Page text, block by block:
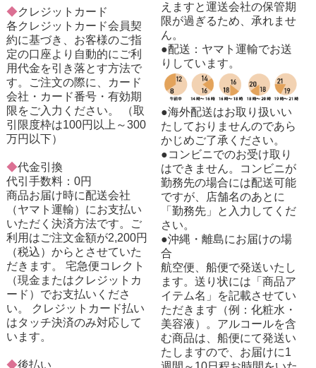
◆クレジットカード
各クレジットカード会員契
約に基づき、お客様のご指
定の口座より自動的にご利
用代金を引き落とす方法で
す。ご注文の際に、カード
会社・カード番号・有効期
限をご入力ください。 （取
引限度枠は100円以上～300
万円以下）
◆代金引換
代引手数料：0円
商品お届け時に配送会社
（ヤマト運輸）にお支払い
いただく決済方法です。ご
利用はご注文金額が2,200円
（税込）からとさせていた
だきます。 宅急便コレクト
（現金またはクレジットカ
ード）でお支払いくださ
い。 クレジットカード払い
はタッチ決済のみ対応して
います。
◆後払い
えますと運送会社の保管期
限が過ぎるため、承れませ
ん。
●配送：ヤマト運輸でお送
りしています。
●海外配送はお取り扱いい
たしておりませんのであら
かじめご了承ください。
●コンビニでのお受け取り
はできません。コンビニが
勤務先の場合には配送可能
ですが、店舗名のあとに
「勤務先」と入力してくだ
さい。
●沖縄・離島にお届けの場
合
航空便、船便で発送いたし
ます。送り状には「商品ア
イテム名」を記載させてい
ただきます（例：化粧水・
美容液）。アルコールを含
む商品は、船便にて発送い
たしますので、お届けに1